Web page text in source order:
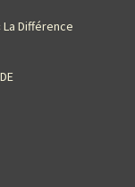
Différence